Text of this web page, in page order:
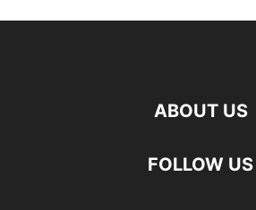
ABOUT US
FOLLOW US